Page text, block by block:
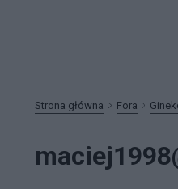
Strona główna Fora